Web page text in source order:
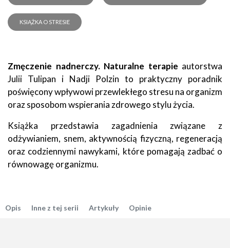
KSIĄŻKA O STRESIE
Zmęczenie nadnerczy. Naturalne terapie autorstwa
Julii Tulipan i Nadji Polzin to praktyczny poradnik
poświęcony wpływowi przewlekłego stresu na organizm
oraz sposobom wspierania zdrowego stylu życia.
Książka przedstawia zagadnienia związane z
odżywianiem, snem, aktywnością fizyczną, regeneracją
oraz codziennymi nawykami, które pomagają zadbać o
równowagę organizmu.
Opis Inne z tej serii Artykuły Opinie